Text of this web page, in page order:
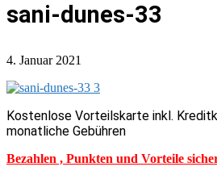
sani-dunes-33
4. Januar 2021
Kostenlose Vorteilskarte inkl.
monatliche Gebühren
Bezahlen , Punkten und Vorteile